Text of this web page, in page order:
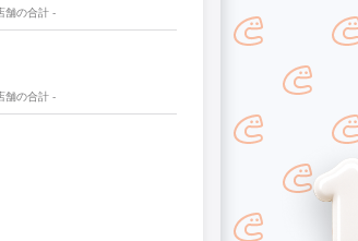
舗の合計 -
舗の合計 -